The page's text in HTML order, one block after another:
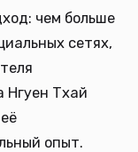
чем больше
сетях,
Нгуен Тхай
опыт.